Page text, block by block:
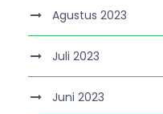
Agustus 2023
Juli 2023
Juni 2023